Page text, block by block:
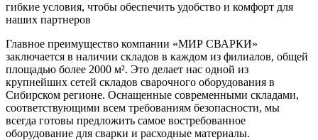
гибкие условия, чтобы обеспечить удобство и комфорт для
наших партнеров
Главное преимущество компании «МИР СВАРКИ»
заключается в наличии складов в каждом из филиалов, общей
площадью более 2000 м². Это делает нас одной из
крупнейших сетей складов сварочного оборудования в
Сибирском регионе. Оснащенные современными складами,
соответствующими всем требованиям безопасности, мы
всегда готовы предложить самое востребованное
оборудование для сварки и расходные материалы.